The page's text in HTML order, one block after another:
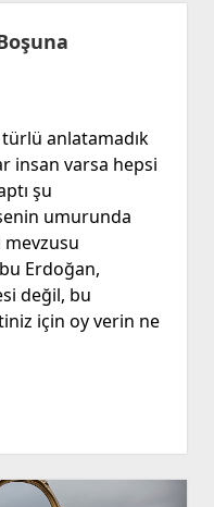
anlatamadık
insan varsa hepsi
şu
umurunda
Erdoğan,
değil, bu
için oy verin ne